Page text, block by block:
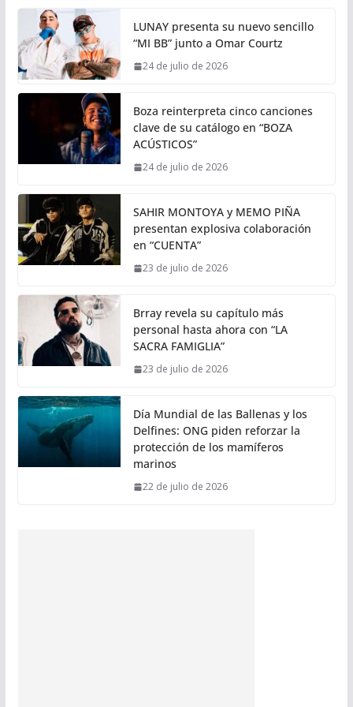
LUNAY presenta su nuevo sencillo
“MI BB” junto a Omar Courtz
24 de julio de 2026
Boza reinterpreta cinco canciones
clave de su catálogo en “BOZA
ACÚSTICOS”
24 de julio de 2026
SAHIR MONTOYA y MEMO PIÑA
presentan explosiva colaboración
en “CUENTA”
23 de julio de 2026
Brray revela su capítulo más
personal hasta ahora con “LA
SACRA FAMIGLIA”
23 de julio de 2026
Día Mundial de las Ballenas y los
Delfines: ONG piden reforzar la
protección de los mamíferos
marinos
22 de julio de 2026